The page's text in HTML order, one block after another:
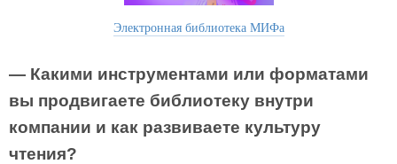
Электронная библиотека МИФа
— Какими инструментами или форматами
вы продвигаете библиотеку внутри
компании и как развиваете культуру
чтения?